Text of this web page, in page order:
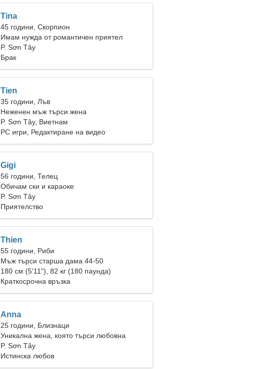
Tina
45 години, Скорпион
Имам нужда от романтичен приятел
P. Sơn Tây
Брак
Tien
35 години, Лъв
Неженен мъж търси жена
P. Sơn Tây, Виетнам
PC игри, Редактиране на видео
Gigi
56 години, Телец
Обичам ски и караоке
P. Sơn Tây
Приятелство
Thien
55 години, Риби
Мъж търси старша дама 44-50
180 см (5'11"), 82 кг (180 паунда)
Краткосрочна връзка
Anna
25 години, Близнаци
Уникална жена, която търси любовна
връзка
P. Sơn Tây
Истинска любов